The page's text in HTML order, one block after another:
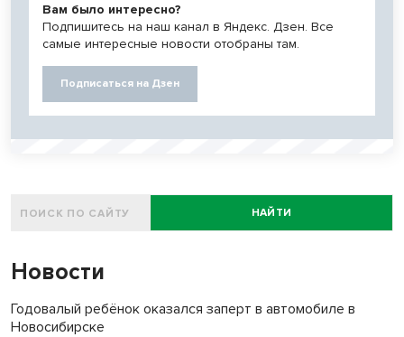
Вам было интересно?
Подпишитесь на наш канал в Яндекс. Дзен. Все
самые интересные новости отобраны там.
Подписаться на Дзен
НАЙТИ
Новости
Годовалый ребёнок оказался заперт в автомобиле в
Новосибирске